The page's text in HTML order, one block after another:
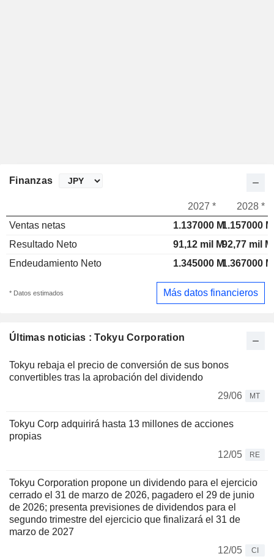
Últimas noticias : Tokyu Corporation
Tokyu rebaja el precio de conversión de sus bonos
convertibles tras la aprobación del dividendo
29/06
MT
Tokyu Corp adquirirá hasta 13 millones de acciones
propias
12/05
RE
Tokyu Corporation propone un dividendo para el ejercicio
cerrado el 31 de marzo de 2026, pagadero el 29 de junio
de 2026; presenta previsiones de dividendos para el
segundo trimestre del ejercicio que finalizará el 31 de
marzo de 2027
12/05
CI
Finanzas
2027 *
2028 *
Ventas netas
1.137000 M1.157000 M
Resultado Neto
91,12 mil M92,77 mil M
Endeudamiento Neto
1.345000 M1.367000 M
* Datos estimados Más datos financieros